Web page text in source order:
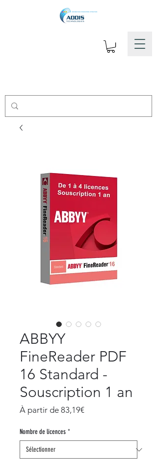
ABBYY
FineReader PDF
16 Standard -
Souscription 1 an
À partir de 83,19€Prix
Nombre de licences *